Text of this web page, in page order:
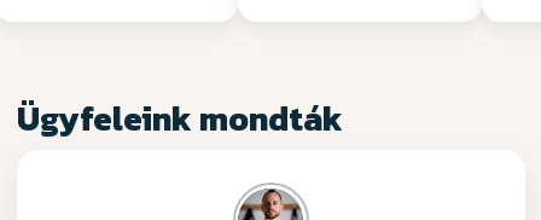
Ügyfeleink mondták